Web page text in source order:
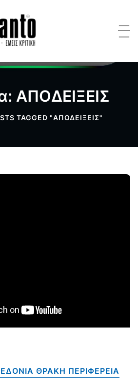
ΑΠΟΔΕΙΞΕΙΣ
TAGGED "ΑΠΟΔΕΙΞΕΙΣ"
ΘΡΑΚΗ ΠΕΡΙΦΕΡΕΙΑ